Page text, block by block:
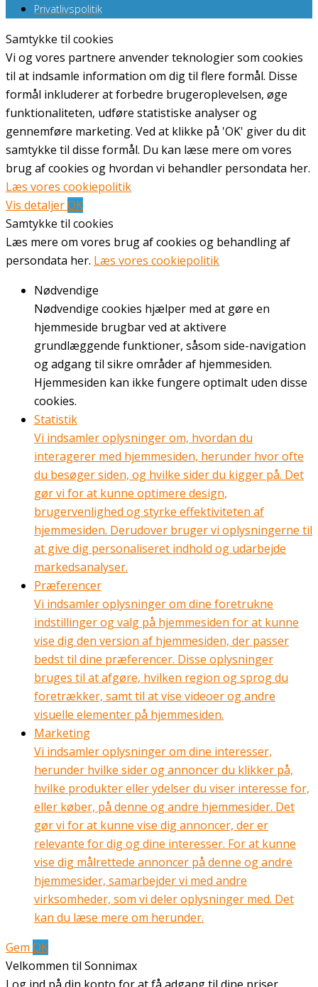
Privatlivspolitik
Samtykke til cookies
Vi og vores partnere anvender teknologier som cookies
til at indsamle information om dig til flere formål. Disse
formål inkluderer at forbedre brugeroplevelsen, øge
funktionaliteten, udføre statistiske analyser og
gennemføre marketing. Ved at klikke på 'OK' giver du dit
samtykke til disse formål. Du kan læse mere om vores
brug af cookies og hvordan vi behandler persondata her.
Læs vores cookiepolitik
Vis detaljerOK
Samtykke til cookies
Læs mere om vores brug af cookies og behandling af
persondata her. Læs vores cookiepolitik
Nødvendige
Nødvendige cookies hjælper med at gøre en
hjemmeside brugbar ved at aktivere
grundlæggende funktioner, såsom side-navigation
og adgang til sikre områder af hjemmesiden.
Hjemmesiden kan ikke fungere optimalt uden disse
cookies.
Statistik
Vi indsamler oplysninger om, hvordan du
interagerer med hjemmesiden, herunder hvor ofte
du besøger siden, og hvilke sider du kigger på. Det
gør vi for at kunne optimere design,
brugervenlighed og styrke effektiviteten af
hjemmesiden. Derudover bruger vi oplysningerne til
at give dig personaliseret indhold og udarbejde
markedsanalyser.
Præferencer
Vi indsamler oplysninger om dine foretrukne
indstillinger og valg på hjemmesiden for at kunne
vise dig den version af hjemmesiden, der passer
bedst til dine præferencer. Disse oplysninger
bruges til at afgøre, hvilken region og sprog du
foretrækker, samt til at vise videoer og andre
visuelle elementer på hjemmesiden.
Marketing
Vi indsamler oplysninger om dine interesser,
herunder hvilke sider og annoncer du klikker på,
hvilke produkter eller ydelser du viser interesse for,
eller køber, på denne og andre hjemmesider. Det
gør vi for at kunne vise dig annoncer, der er
relevante for dig og dine interesser. For at kunne
vise dig målrettede annoncer på denne og andre
hjemmesider, samarbejder vi med andre
virksomheder, som vi deler oplysninger med. Det
kan du læse mere om herunder.
Gem OK
Velkommen til Sonnimax